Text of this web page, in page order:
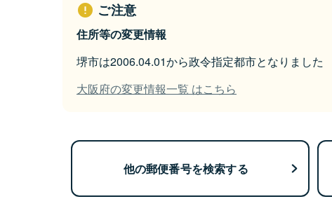
ご注意
住所等の変更情報
堺市は2006.04.01から政令指定都市となりました
大阪府の変更情報一覧 はこちら
他の郵便番号を検索する